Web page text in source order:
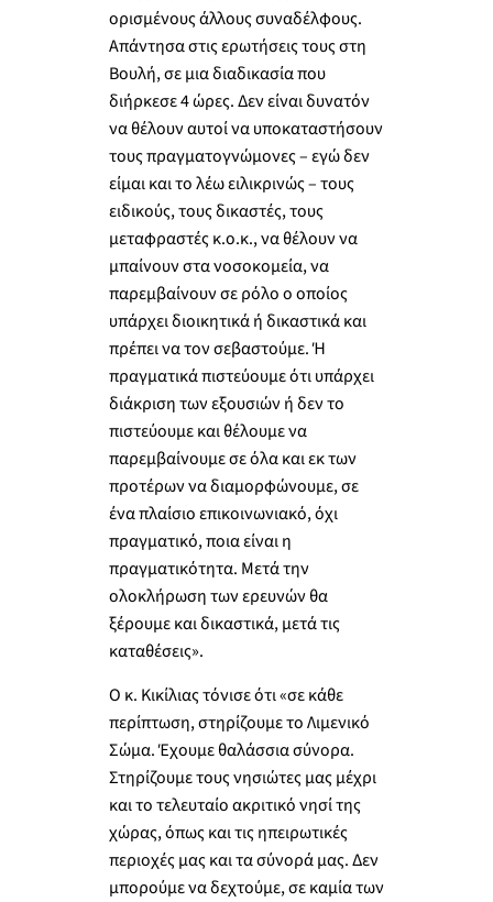
ορισμένους άλλους συναδέλφους.
Απάντησα στις ερωτήσεις τους στη
Βουλή, σε μια διαδικασία που
διήρκεσε 4 ώρες. Δεν είναι δυνατόν
να θέλουν αυτοί να υποκαταστήσουν
τους πραγματογνώμονες – εγώ δεν
είμαι και το λέω ειλικρινώς – τους
ειδικούς, τους δικαστές, τους
μεταφραστές κ.ο.κ., να θέλουν να
μπαίνουν στα νοσοκομεία, να
παρεμβαίνουν σε ρόλο ο οποίος
υπάρχει διοικητικά ή δικαστικά και
πρέπει να τον σεβαστούμε. Ή
πραγματικά πιστεύουμε ότι υπάρχει
διάκριση των εξουσιών ή δεν το
πιστεύουμε και θέλουμε να
παρεμβαίνουμε σε όλα και εκ των
προτέρων να διαμορφώνουμε, σε
ένα πλαίσιο επικοινωνιακό, όχι
πραγματικό, ποια είναι η
πραγματικότητα. Μετά την
ολοκλήρωση των ερευνών θα
ξέρουμε και δικαστικά, μετά τις
καταθέσεις».
Ο κ. Κικίλιας τόνισε ότι «σε κάθε
περίπτωση, στηρίζουμε το Λιμενικό
Σώμα. Έχουμε θαλάσσια σύνορα.
Στηρίζουμε τους νησιώτες μας μέχρι
και το τελευταίο ακριτικό νησί της
χώρας, όπως και τις ηπειρωτικές
περιοχές μας και τα σύνορά μας. Δεν
μπορούμε να δεχτούμε, σε καμία των